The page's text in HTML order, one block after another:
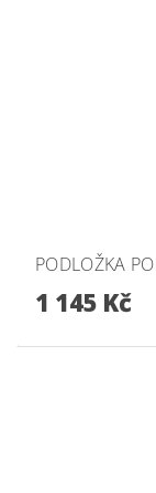
PODLOŽKA
1 145 Kč